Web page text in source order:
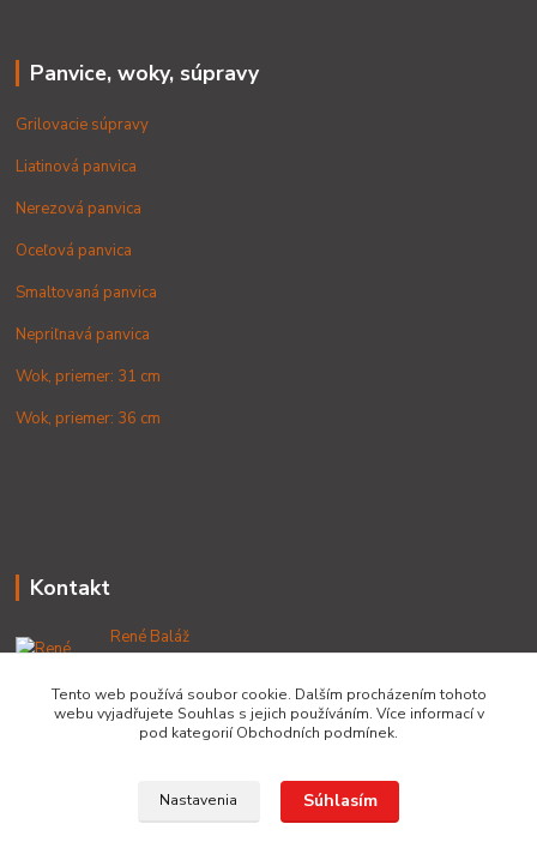
Panvice, woky, súpravy
Grilovacie súpravy
Liatinová panvica
Nerezová panvica
Oceľová panvica
Smaltovaná panvica
Nepriľnavá panvica
Wok, priemer: 31 cm
Wok, priemer: 36 cm
Kontakt
René Baláž
+421 902 212 007
od 8:00 - do 16:00 hod
info@lacnekotliky.sk
Tento web používá soubor cookie. Dalším procházením tohoto
webu vyjadřujete Souhlas s jejich používáním. Více informací v
pod kategorií Obchodních podmínek.
Nastavenia Súhlasím